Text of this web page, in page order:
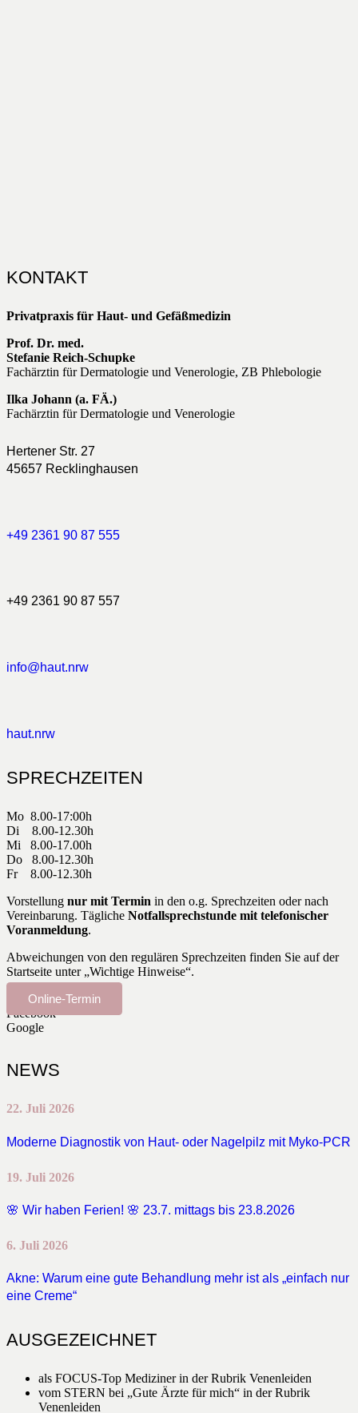
KONTAKT
Privatpraxis für Haut- und Gefäßmedizin
Prof. Dr. med.
Stefanie Reich-Schupke
Fachärztin für Dermatologie und Venerologie, ZB Phlebologie
Ilka Johann (a. FÄ.)
Fachärztin für Dermatologie und Venerologie
Hertener Str. 27
45657 Recklinghausen
+49 2361 90 87 555
+49 2361 90 87 557
info@haut.nrw
haut.nrw
SPRECHZEITEN
Mo 8.00-17:00h
Di 8.00-12.30h
Mi 8.00-17.00h
Do 8.00-12.30h
Fr 8.00-12.30h
Vorstellung nur mit Termin in den o.g. Sprechzeiten oder nach
Vereinbarung. Tägliche Notfallsprechstunde mit telefonischer
Voranmeldung.
Abweichungen von den regulären Sprechzeiten finden Sie auf der
Startseite unter „Wichtige Hinweise“.
Online-Termin
Facebook
Google
NEWS
22. Juli 2026
Moderne Diagnostik von Haut- oder Nagelpilz mit Myko-PCR
19. Juli 2026
🌸 Wir haben Ferien! 🌸 23.7. mittags bis 23.8.2026
6. Juli 2026
Akne: Warum eine gute Behandlung mehr ist als „einfach nur
eine Creme“
AUSGEZEICHNET
als FOCUS-Top Mediziner in der Rubrik Venenleiden
vom STERN bei „Gute Ärzte für mich“ in der Rubrik
Venenleiden